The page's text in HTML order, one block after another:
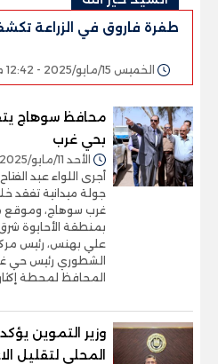
طفرة فاروق في الزراعة
الخميس 15/مايو/2025 - 12:42 م
محافظ سوهاج
بحي غرب
الأحد 11/مايو/2025 - 10:37 م
أجرى اللواء عبد
جولة ميدانية تفقد
غرب سوهاج، وموقع
بمنطقة الأحايوة
علي بهنس، رئيس
الشطوري رئيس حي
المحافظ لمحطة
وزير التموين
المحلي لتقليل